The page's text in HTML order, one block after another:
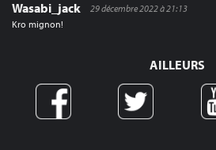
Wasabi_jack
29 décembre 2022 à 21:13
Kro mignon!
AILLEURS